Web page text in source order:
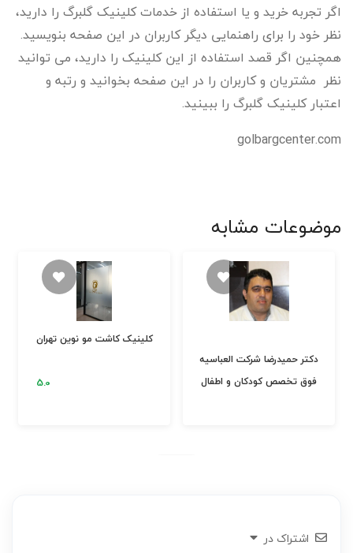
اگر تجربه خرید و یا استفاده از خدمات کلینیک گلبرگ را دارید،
نظر خود را برای راهنمایی دیگر کاربران در این صفحه بنویسید.
همچنین اگر قصد استفاده از این کلینیک را دارید، می توانید
نظر مشتریان و کاربران را در این صفحه بخوانید و رتبه و
اعتبار کلینیک گلبرگ را ببینید.
golbargcenter.com
موضوعات مشابه
کلینیک کاشت مو نوین تهران
دکتر حمیدرضا شرکت العباسیه
فوق تخصص کودکان و اطفال
اشتراک در